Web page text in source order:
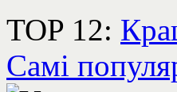
TOP 12:
Самі